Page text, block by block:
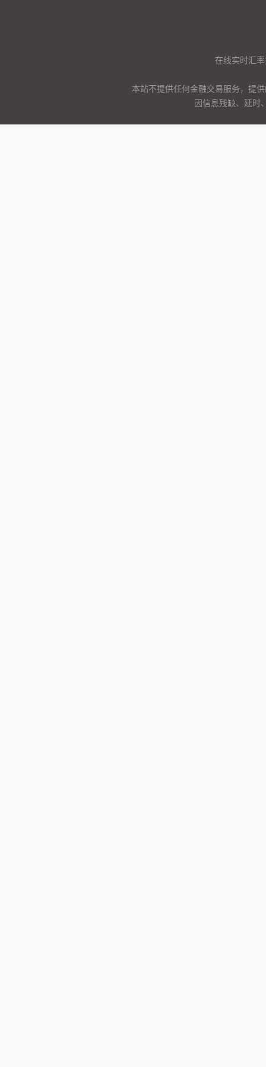
在线实时汇
本站不提供任何金融交易服务，提
因信息残缺、延时